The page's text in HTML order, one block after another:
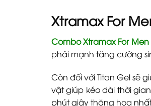
Xtramax For
Combo Xtramax For Men
phái mạnh tăng cường
Còn đối với Titan Gel sẽ
vật giúp kéo dài thời
phút giây thăng hoa